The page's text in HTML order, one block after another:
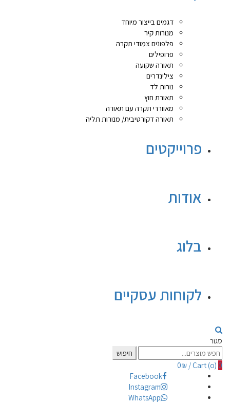
דגמים בייצור מיוחד
מנורות קיר
פלפונים צמודי תקרה
פרופילים
תאורה שקועה
צילינדרים
נורות לד
תאורת חוץ
מאווררי תקרה עם תאורה
תאורה דקורטיבית/ מנורות תליה
פרוייקטים
אודות
בלוג
לקוחות עסקיים
סגור
Search
for:
חיפוש
Cart (o) 0
/
0₪
Facebook
Instagram
WhatsApp